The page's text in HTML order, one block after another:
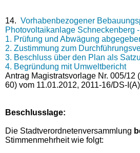
14. Vorhabenbezogener
Photovoltaikanlage Schneckenberg -
1. Prüfung und Abwägung
2. Zustimmung zum
3. Beschluss über den Plan als
4. Begründung mit Umweltbericht
Antrag Magistratsvorlage Nr. 005/12
60) vom 11.01.2012, 2011-16/DS-
Beschlusslage:
Die Stadtverordnetenversammlung
Stimmenmehrheit wie folgt: